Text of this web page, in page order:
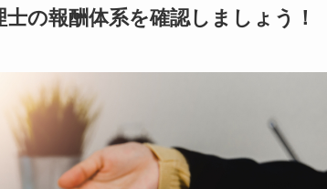
の報酬体系を確認しましょう！